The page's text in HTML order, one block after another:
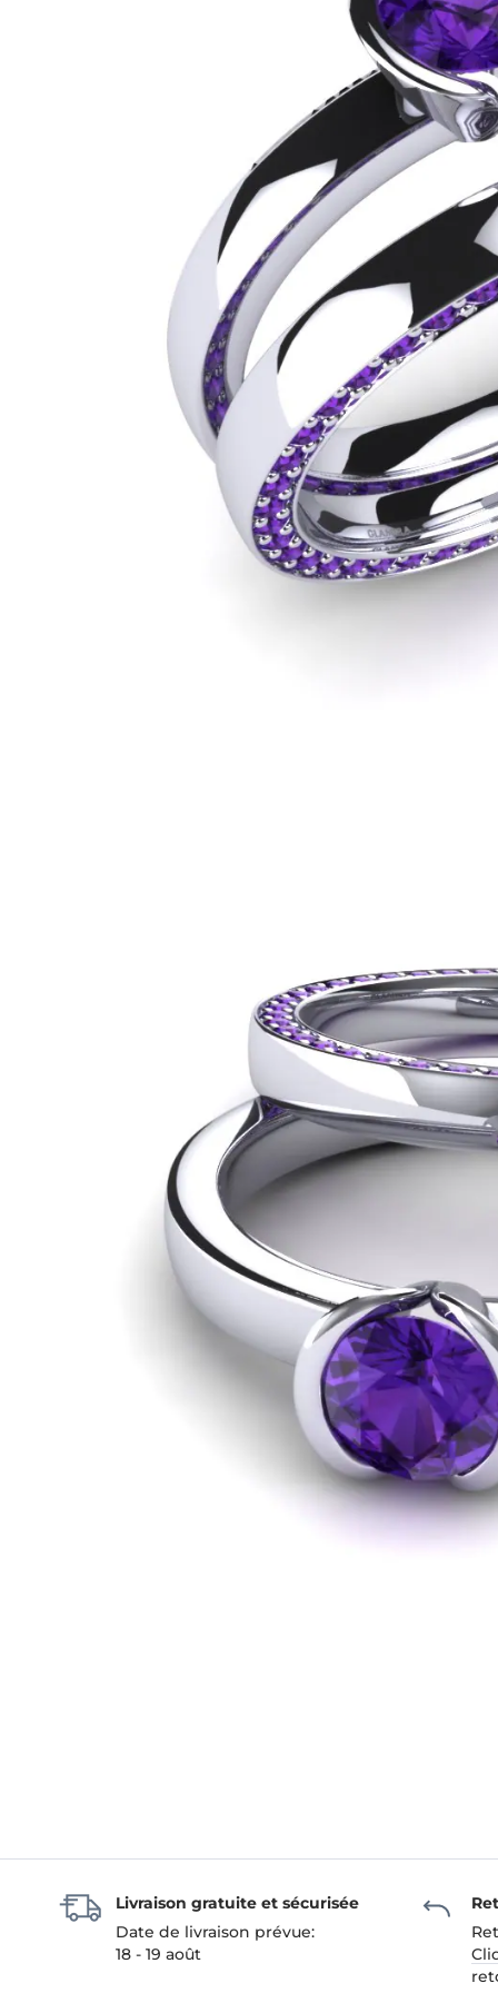
Livraison gratuite et sécurisée
Date de livraison prévue:
18 - 19 août